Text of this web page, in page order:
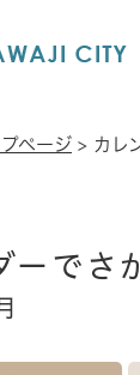
プページ > カレ
ーでさ